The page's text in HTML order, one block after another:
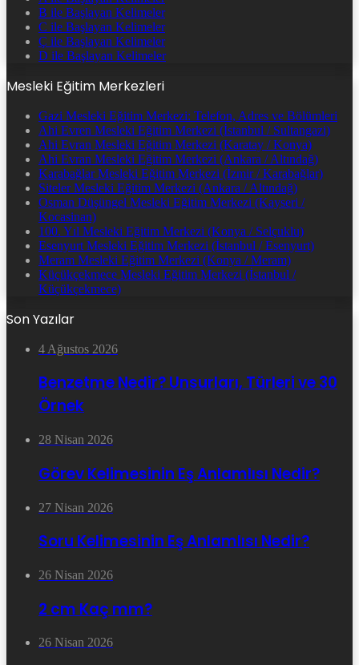
B ile Başlayan Kelimeler
C ile Başlayan Kelimeler
Ç ile Başlayan Kelimeler
D ile Başlayan Kelimeler
Mesleki Eğitim Merkezleri
Gazi Mesleki Eğitim Merkezi: Telefon, Adres ve Bölümleri
Ahi Evren Mesleki Eğitim Merkezi (İstanbul / Sultangazi)
Ahi Evran Mesleki Eğitim Merkezi (Karatay / Konya)
Ahi Evran Mesleki Eğitim Merkezi (Ankara / Altındağ)
Karabağlar Mesleki Eğitim Merkezi (İzmir / Karabağlar)
Siteler Mesleki Eğitim Merkezi (Ankara / Altındağ)
Osman Düşüngel Mesleki Eğitim Merkezi (Kayseri /
Kocasinan)
100. Yıl Mesleki Eğitim Merkezi (Konya / Selçuklu)
Esenyurt Mesleki Eğitim Merkezi (İstanbul / Esenyurt)
Meram Mesleki Eğitim Merkezi (Konya / Meram)
Küçükçekmece Mesleki Eğitim Merkezi (İstanbul /
Küçükçekmece)
Son Yazılar
4 Ağustos 2026
Benzetme Nedir? Unsurları, Türleri ve 30
Örnek
28 Nisan 2026
Görev Kelimesinin Eş Anlamlısı Nedir?
27 Nisan 2026
Soru Kelimesinin Eş Anlamlısı Nedir?
26 Nisan 2026
2 cm Kaç mm?
26 Nisan 2026